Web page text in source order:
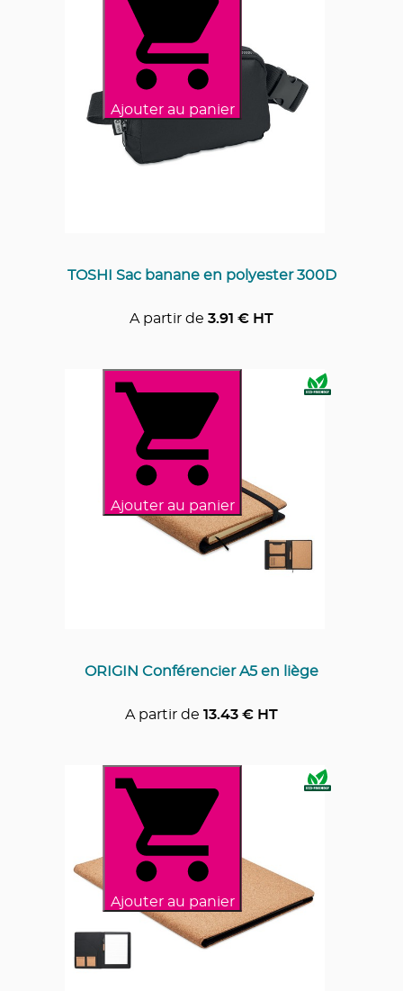
Ajouter au panier
TOSHI Sac banane en polyester 300D
A partir de 3.91 € HT
Ajouter au panier
ORIGIN Conférencier A5 en liège
A partir de 13.43 € HT
Ajouter au panier